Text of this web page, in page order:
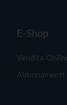
E-Shop
Vendita
Abbonamenti